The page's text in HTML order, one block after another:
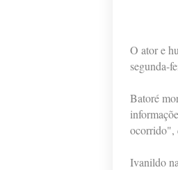
O ator e
segunda-
Batoré
ocorrido",
Ivanildo